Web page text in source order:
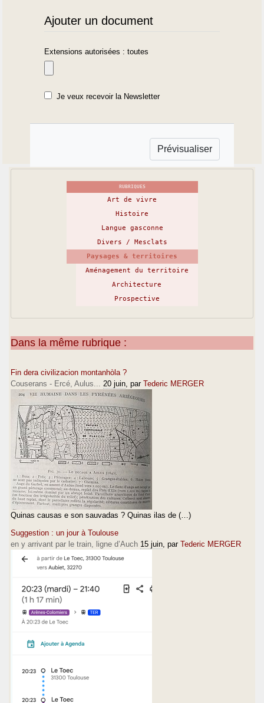
Ajouter un document
Extensions autorisées : toutes
Je veux recevoir la Newsletter
RUBRIQUES
Art de vivre
Histoire
Langue gasconne
Divers / Mesclats
Paysages & territoires
Aménagement du territoire
Architecture
Prospective
Dans la même rubrique :
Fin dera civilizacion montanhòla ?
Couserans - Ercé, Aulus...
20 juin , par Tederic MERGER
Quinas causas e son sauvadas ? Quinas ilas de (…)
Suggestion : un jour à Toulouse
en y arrivant par le train, ligne d’Auch 15 juin , par Tederic MERGER